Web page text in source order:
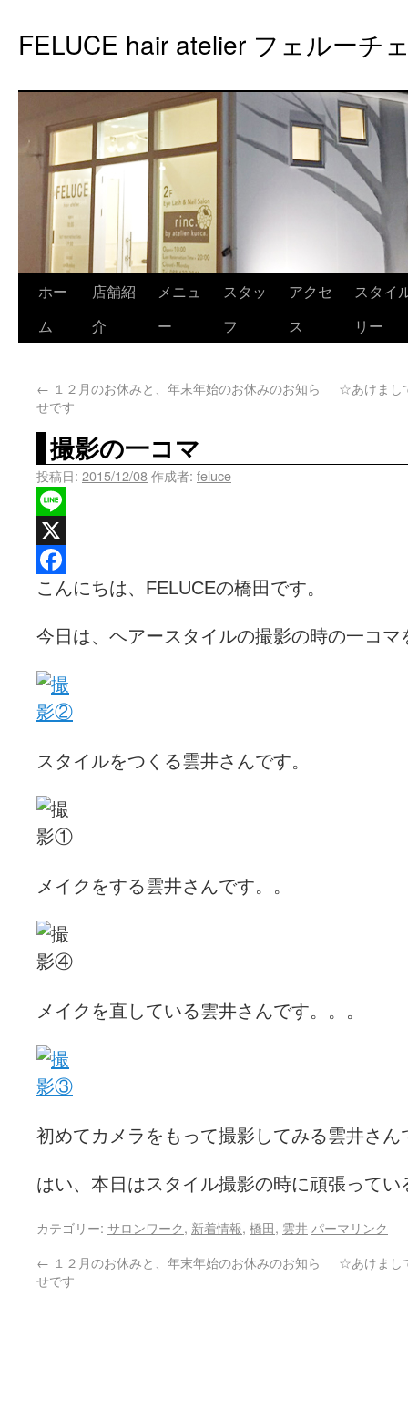
FELUCE hair atelier フェルーチ
ホー
ム
店舗紹
介
メニュ
ー
スタッ
フ
アクセ
ス
スタイ
リー
← １２月のお休みと、年末年始のお休みのお知ら
せです
☆あけま
撮影の一コマ
投稿日: 2015/12/08作成者: feluce
Line
X
Facebook
こんにちは、FELUCEの橋田です。
今日は、ヘアースタイルの撮影の時の一コ
スタイルをつくる雲井さんです。
メイクをする雲井さんです。。
メイクを直している雲井さんです。。。
初めてカメラをもって撮影してみる雲井さん
はい、本日はスタイル撮影の時に頑張って
カテゴリー: サロンワーク, 新着情報, 橋田, 雲井 パーマリンク
← １２月のお休みと、年末年始のお休みのお知ら
せです
☆あけま